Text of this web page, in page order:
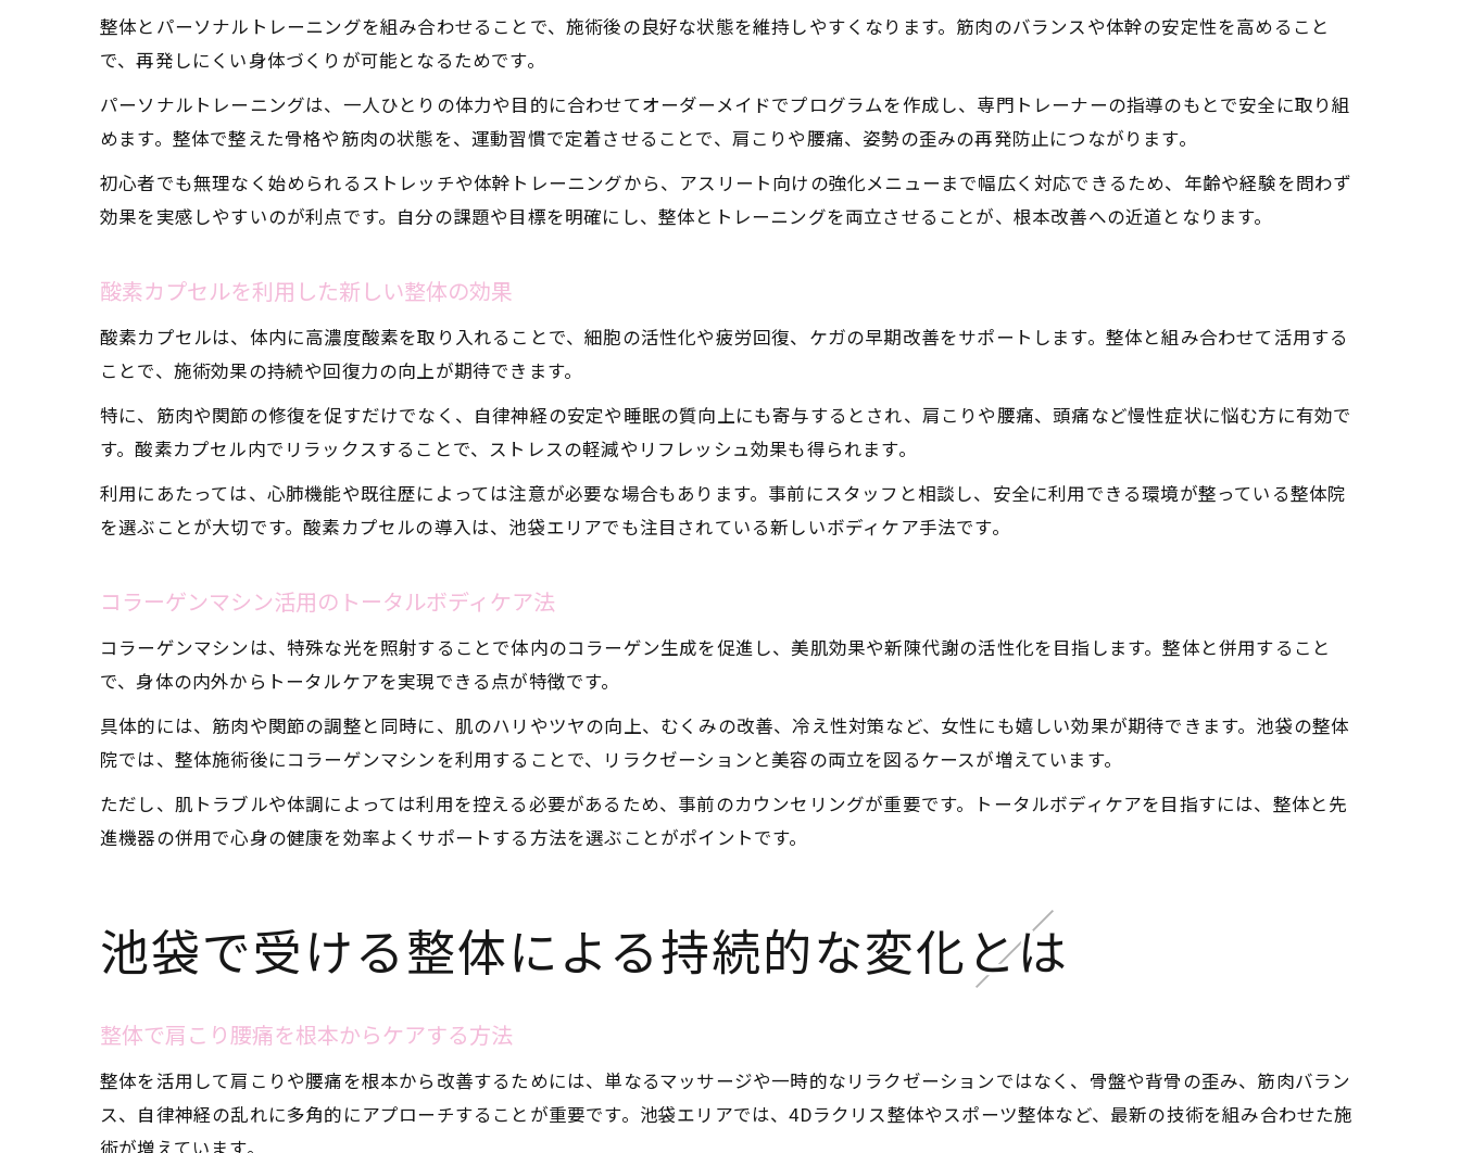
痛みが少ない整体で初めての方も安心
口コミで話題の池袋整体の選び方ポイント
口コミで池袋整体院を選ぶ際の基準を解説
ランキング上位の整体院が重視する施術法とは
整体院の料金やサービス比較のポイント
整体とパーソナルトレーニングを組み合わせることで、施術後の良好な状態を維持しやすくなります。筋肉のバランスや体幹の安定性を高めること
で、再発しにくい身体づくりが可能となるためです。
パーソナルトレーニングは、一人ひとりの体力や目的に合わせてオーダーメイドでプログラムを作成し、専門トレーナーの指導のもとで安全に取り組
めます。整体で整えた骨格や筋肉の状態を、運動習慣で定着させることで、肩こりや腰痛、姿勢の歪みの再発防止につながります。
初心者でも無理なく始められるストレッチや体幹トレーニングから、アスリート向けの強化メニューまで幅広く対応できるため、年齢や経験を問わず
効果を実感しやすいのが利点です。自分の課題や目標を明確にし、整体とトレーニングを両立させることが、根本改善への近道となります。
酸素カプセルを利用した新しい整体の効果
酸素カプセルは、体内に高濃度酸素を取り入れることで、細胞の活性化や疲労回復、ケガの早期改善をサポートします。整体と組み合わせて活用する
ことで、施術効果の持続や回復力の向上が期待できます。
特に、筋肉や関節の修復を促すだけでなく、自律神経の安定や睡眠の質向上にも寄与するとされ、肩こりや腰痛、頭痛など慢性症状に悩む方に有効で
す。酸素カプセル内でリラックスすることで、ストレスの軽減やリフレッシュ効果も得られます。
利用にあたっては、心肺機能や既往歴によっては注意が必要な場合もあります。事前にスタッフと相談し、安全に利用できる環境が整っている整体院
を選ぶことが大切です。酸素カプセルの導入は、池袋エリアでも注目されている新しいボディケア手法です。
コラーゲンマシン活用のトータルボディケア法
コラーゲンマシンは、特殊な光を照射することで体内のコラーゲン生成を促進し、美肌効果や新陳代謝の活性化を目指します。整体と併用すること
で、身体の内外からトータルケアを実現できる点が特徴です。
具体的には、筋肉や関節の調整と同時に、肌のハリやツヤの向上、むくみの改善、冷え性対策など、女性にも嬉しい効果が期待できます。池袋の整体
院では、整体施術後にコラーゲンマシンを利用することで、リラクゼーションと美容の両立を図るケースが増えています。
ただし、肌トラブルや体調によっては利用を控える必要があるため、事前のカウンセリングが重要です。トータルボディケアを目指すには、整体と先
進機器の併用で心身の健康を効率よくサポートする方法を選ぶことがポイントです。
池袋で受ける整体による持続的な変化とは
整体で肩こり腰痛を根本からケアする方法
整体を活用して肩こりや腰痛を根本から改善するためには、単なるマッサージや一時的なリラクゼーションではなく、骨盤や背骨の歪み、筋肉バラン
ス、自律神経の乱れに多角的にアプローチすることが重要です。池袋エリアでは、4Dラクリス整体やスポーツ整体など、最新の技術を組み合わせた施